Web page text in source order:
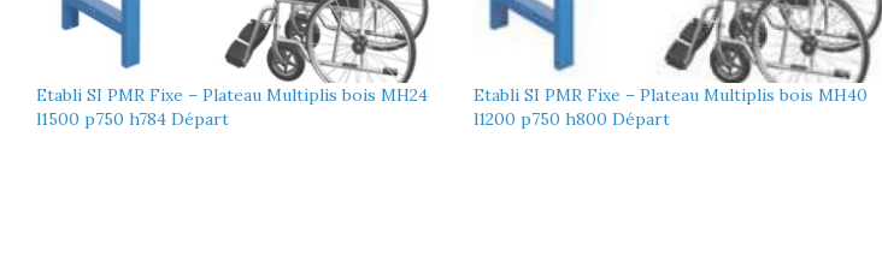
Etabli SI PMR Fixe – Plateau Multiplis bois MH24
l1500 p750 h784 Départ
Etabli SI PMR Fixe – Plateau Multiplis bois MH40
l1200 p750 h800 Départ